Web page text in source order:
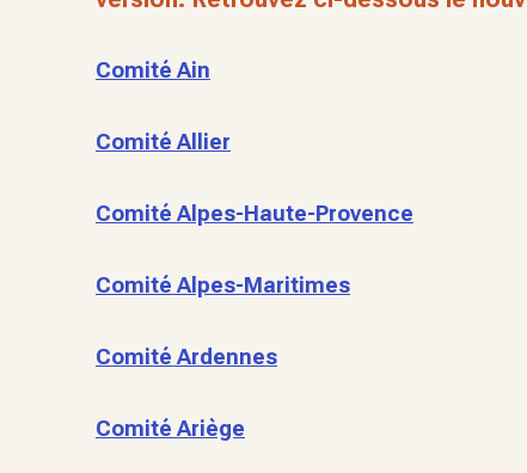
Comité Ain
Comité Allier
Comité Alpes-Haute-Provence
Comité Alpes-Maritimes
Comité Ardennes
Comité Ariège